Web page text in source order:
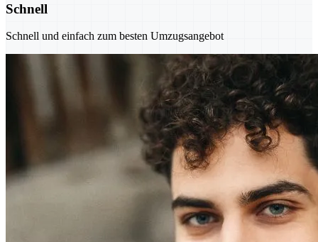
Schnell
Schnell und einfach zum besten Umzugsangebot